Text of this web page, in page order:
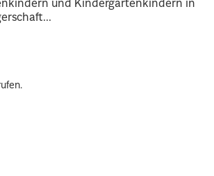
und Kindergartenkindern in